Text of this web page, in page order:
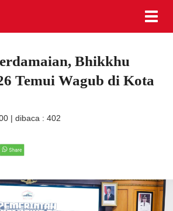
Bhikkhu
Temui Wagub di Kota
| dibaca : 402